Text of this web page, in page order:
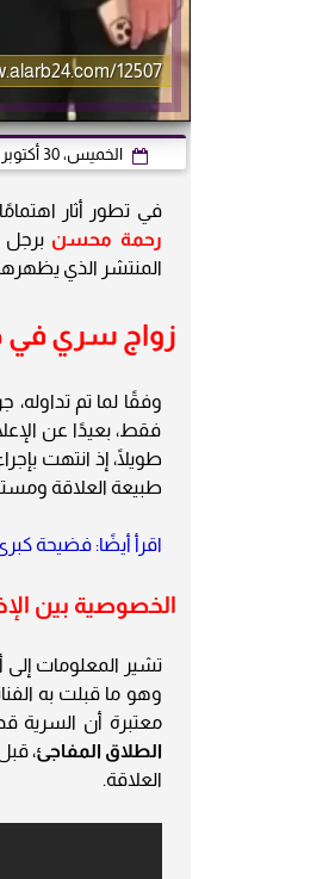
12507
الخميس، 30 أكتوبر 2025
في تطور أثار
رحمة محسن
المنتشر الذي
زواج سري في
وفقًا لما تم
فقط، بعيدًا عن
طويلًا، إذ انتهت
طبيعة العلاقة
اقرأ أيضًا: فضيحة
الخصوصية بين
تشير المعلومات إلى
وهو ما قبلت به
معتبرة أن السرية
الطلاق المفاجئ،
العلاقة.